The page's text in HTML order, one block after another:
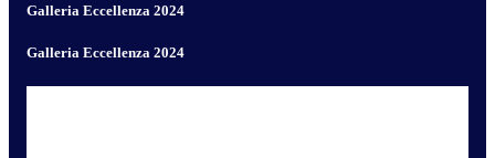
Galleria Eccellenza 2024
Galleria Eccellenza 2024